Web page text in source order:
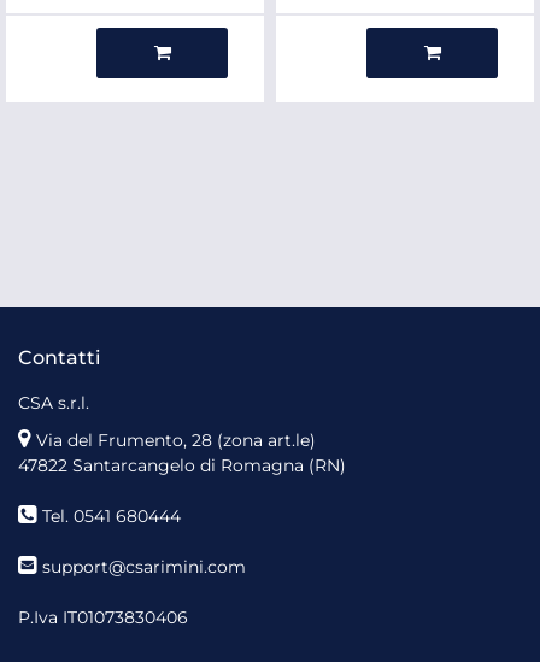
Contatti
CSA s.r.l.
Via del Frumento, 28 (zona art.le)
47822 Santarcangelo di Romagna (RN)
Tel. 0541 680444
support@csarimini.com
P.Iva IT01073830406